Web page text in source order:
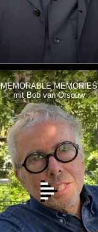
MEMORABLE MEMORIES
mit Bob van Orsouw